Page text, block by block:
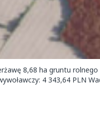
8,68 ha gruntu
4 343,64 PLN